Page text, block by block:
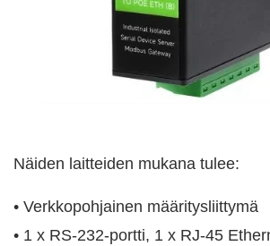
Näiden laitteiden mukana tulee:
• Verkkopohjainen määritysliittymä
• 1 x RS-232-portti, 1 x RJ-45